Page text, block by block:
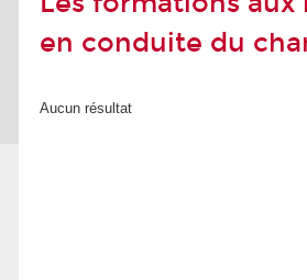
en conduite du
Aucun résultat